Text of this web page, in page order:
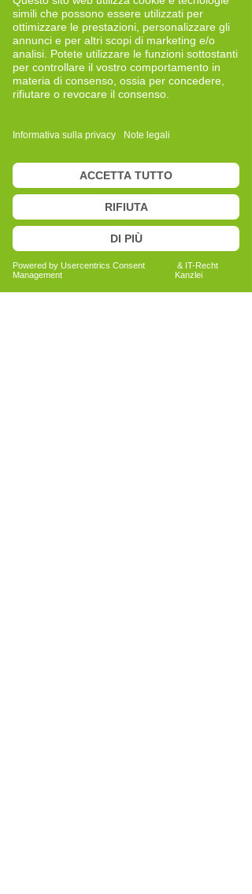
Neue Perspektiven und bewusste
Entwicklung
Bericht lesen